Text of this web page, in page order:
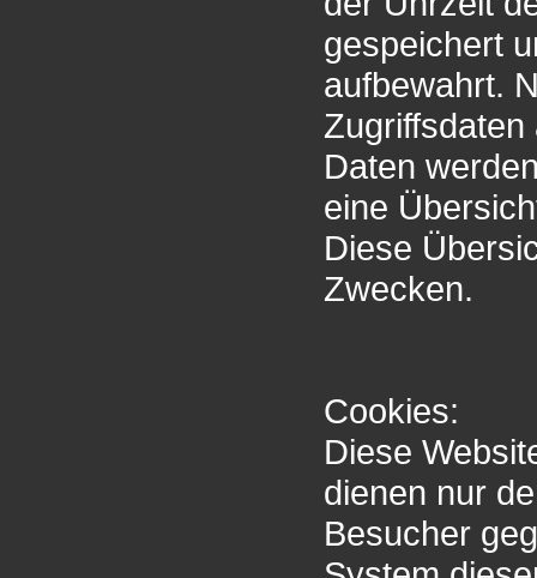
gespeichert
aufbewahrt.
Daten
eine
Diese
Zwecken.
Cookies:
Diese
dienen nur
Besucher